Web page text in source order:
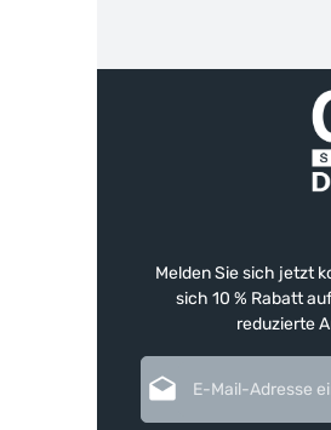
Melden Sie sich jetzt
sich 10 % Rabatt
reduzierte